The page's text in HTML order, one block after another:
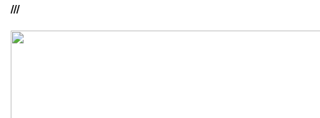
///